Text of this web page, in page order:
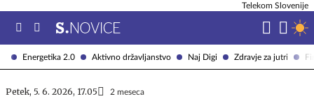
Energetika 2.0 Aktivno državljanstvo Naj Digi Zdravje za jutri
Telekom Slovenije
Petek, 5. 6. 2026, 17.05 2 meseca